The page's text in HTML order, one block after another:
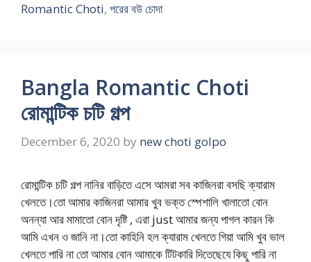
Romantic Choti, পরের বউ চোদা
Bangla Romantic Choti
রোমান্টিক চটি গল্প
December 6, 2020 by new choti golpo
রোমান্টিক চটি গল্প নানির বাড়িতে এসে আমরা সব কাজিনরা বসছি ক্যারাম
খেলতে।তো আমার কাজিনরা আমার খুব ভক্ত স্পেশালি খালাতো বোন
অনন্যা আর মামাতো বোন দৃষ্টি , এরা just আমার জন্য পাগল কারন কি
আমি এখন ও জানি না।তো কাহিনি হল ক্যারাম খেলতে গিয়া আমি খুব ভাল
খেলতে পারি না তো আমার বোন আমাকে টিটকারি দিতেছেযে কিছু পারি না